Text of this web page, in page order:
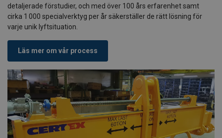
detaljerade förstudier, och med över 100 års erfarenhet samt
cirka 1 000 specialverktyg per år säkerställer de rätt lösning för
varje unik lyftsituation.
Läs mer om vår process